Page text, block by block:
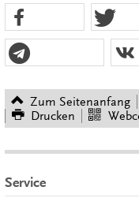
Zum Seitenanfang
Drucken
Service